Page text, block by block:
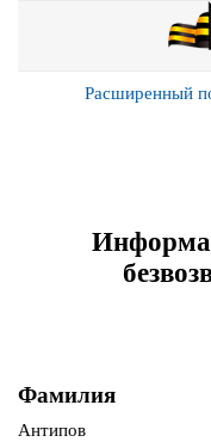
Расширенный
Фамилия
Антипов